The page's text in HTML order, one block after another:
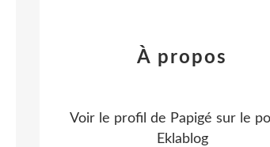
À propos
Voir le profil de Papigé sur le
Eklablog